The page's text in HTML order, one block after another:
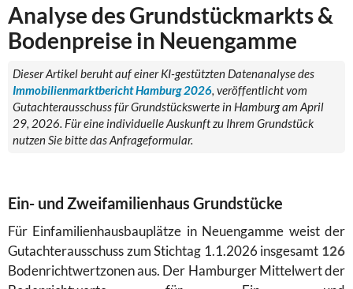
Analyse des Grundstückmarkts &
Bodenpreise in Neuengamme
Dieser Artikel beruht auf einer KI-gestützten Datenanalyse des
Immobilienmarktbericht Hamburg 2026, veröffentlicht vom
Gutachterausschuss für Grundstückswerte in Hamburg am April
29, 2026. Für eine individuelle Auskunft zu Ihrem Grundstück
nutzen Sie bitte das Anfrageformular.
Ein- und Zweifamilienhaus Grundstücke
Für Einfamilienhausbauplätze in Neuengamme weist der
Gutachterausschuss zum Stichtag 1.1.2026 insgesamt 126
Bodenrichtwertzonen aus. Der Hamburger Mittelwert der